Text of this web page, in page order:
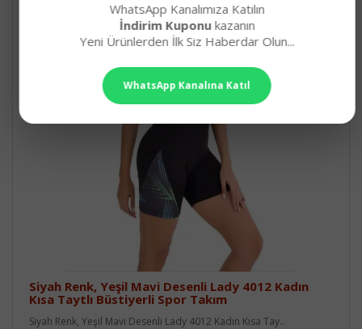
Siyah Renk, Yeşil Mavi Desenli Lady 4012 Kadın
Kısa Taytlı Büstiyerli Spor Takım
Siyah Renk, Yeşil Mavi Desenli Lady 4012 Kadın Kısa Tay..
WhatsApp Kanalımıza Katılın
İndirim Kuponukazanın
Yeni Ürünlerden İlk Siz Haberdar Olun...
WhatsApp Kanalına Katıl